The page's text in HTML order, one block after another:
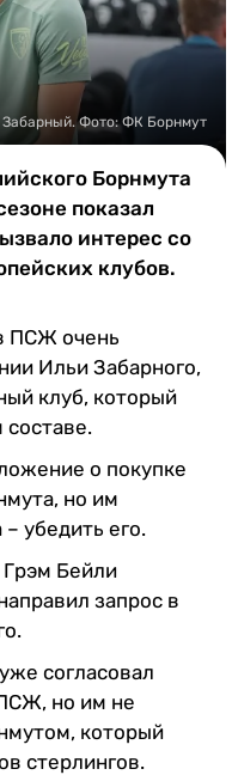
Забарный. Фото: ФК Борнмут
Борнмута
показал
интерес со
клубов.
ПСЖ очень
Ильи Забарного,
клуб, который
составе.
о покупке
но им
убедить его.
Грэм Бейли
запрос в
согласовал
но им не
который
стерлингов.